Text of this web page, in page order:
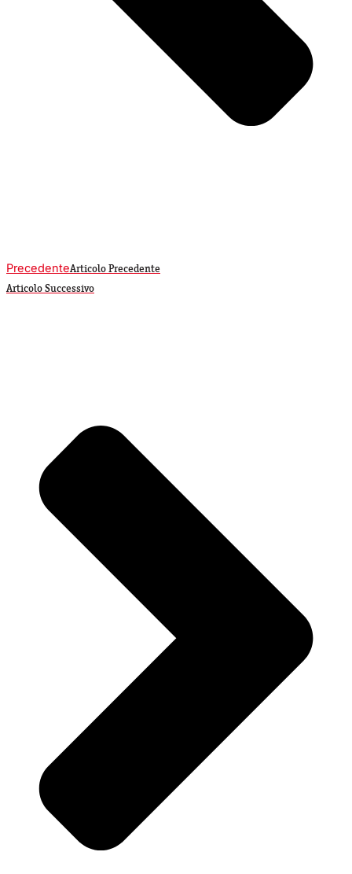
PrecedenteArticolo Precedente
Articolo Successivo